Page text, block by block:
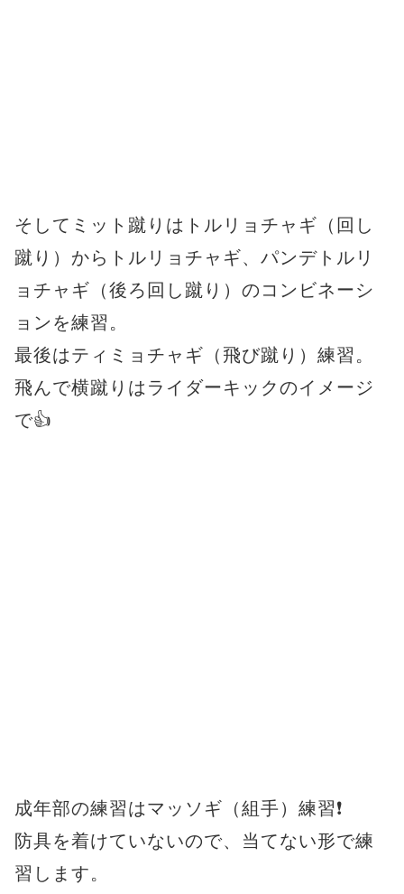
そしてミット蹴りはトルリョチャギ（回し
蹴り）からトルリョチャギ、パンデトルリ
ョチャギ（後ろ回し蹴り）のコンビネーシ
ョンを練習。
最後はティミョチャギ（飛び蹴り）練習。
飛んで横蹴りはライダーキックのイメージ
で👍
成年部の練習はマッソギ（組手）練習❗
防具を着けていないので、当てない形で練
習します。